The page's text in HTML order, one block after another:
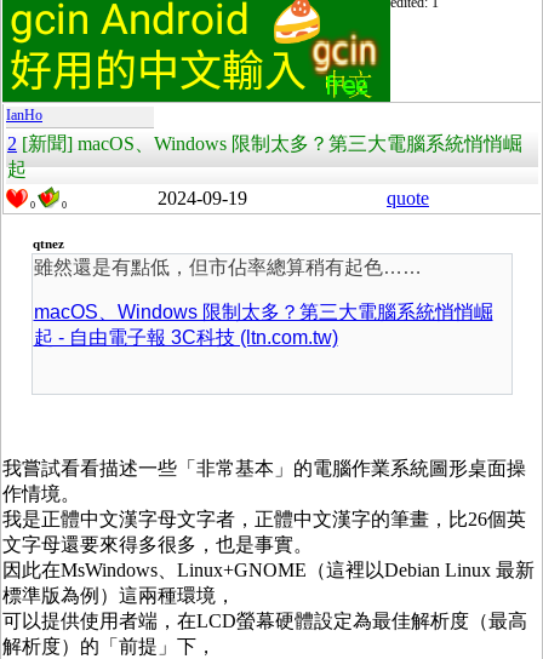
IanHo
2 [新聞] macOS、Windows 限制太多？第三大電腦系統悄悄崛
起
0 0 2024-09-19 quote
qtnez
雖然還是有點低，但市佔率總算稍有起色……
macOS、Windows 限制太多？第三大電腦系統悄悄崛
起 - 自由電子報 3C科技 (ltn.com.tw)
我嘗試看看描述一些「非常基本」的電腦作業系統圖形桌面操
作情境。
我是正體中文漢字母文字者，正體中文漢字的筆畫，比26個英
文字母還要來得多很多，也是事實。
因此在MsWindows、Linux+GNOME（這裡以Debian Linux 最新
標準版為例）這兩種環境，
可以提供使用者端，在LCD螢幕硬體設定為最佳解析度（最高
解析度）的「前提」下，